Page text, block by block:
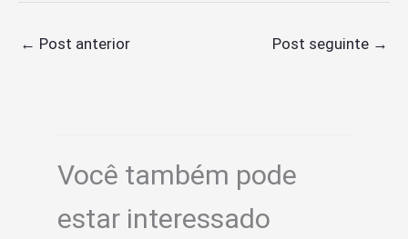
← Post anterior Post seguinte →
Você também pode
estar interessado